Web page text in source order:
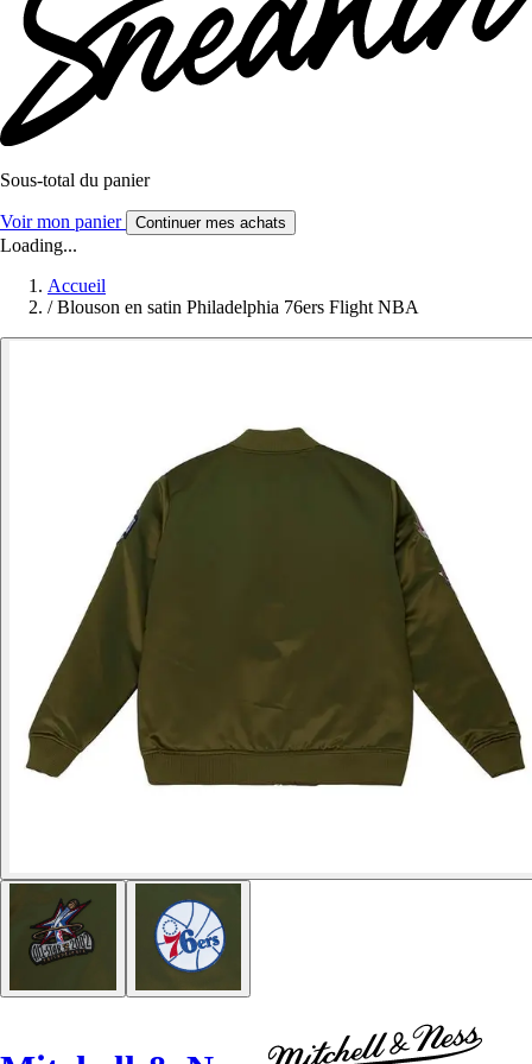
Sous-total du panier
Voir mon panier Continuer mes achats
Loading...
Accueil
/ Blouson en satin Philadelphia 76ers Flight NBA